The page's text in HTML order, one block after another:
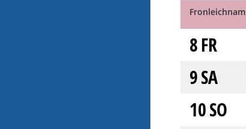
Fronleichnam
8FR
9SA
10SO